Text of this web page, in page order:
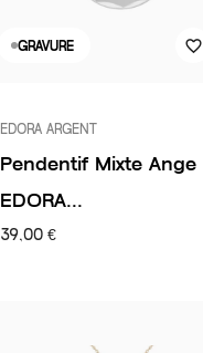
GRAVURE favorite_border
EDORA ARGENT
Pendentif Mixte Ange
EDORA...
39,00 €